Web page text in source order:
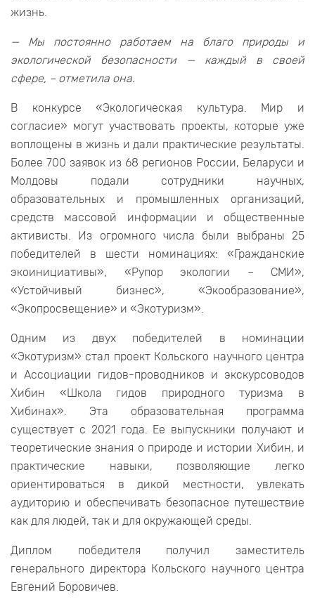
жизнь.
— Мы постоянно работаем на благо природы и
экологической безопасности — каждый в своей
сфере, – отметила она.
В конкурсе «Экологическая культура. Мир и
согласие» могут участвовать проекты, которые уже
воплощены в жизнь и дали практические результаты.
Более 700 заявок из 68 регионов России, Беларуси и
Молдовы подали сотрудники научных,
образовательных и промышленных организаций,
средств массовой информации и общественные
активисты. Из огромного числа были выбраны 25
победителей в шести номинациях: «Гражданские
экоинициативы», «Рупор экологии – СМИ»,
«Устойчивый бизнес», «Экообразование»,
«Экопросвещение» и «Экотуризм».
Одним из двух победителей в номинации
«Экотуризм» стал проект Кольского научного центра
и Ассоциации гидов-проводников и экскурсоводов
Хибин «Школа гидов природного туризма в
Хибинах». Эта образовательная программа
существует с 2021 года. Ее выпускники получают и
теоретические знания о природе и истории Хибин, и
практические навыки, позволяющие легко
ориентироваться в дикой местности, увлекать
аудиторию и обеспечивать безопасное путешествие
как для людей, так и для окружающей среды.
Диплом победителя получил заместитель
генерального директора Кольского научного центра
Евгений Боровичев.